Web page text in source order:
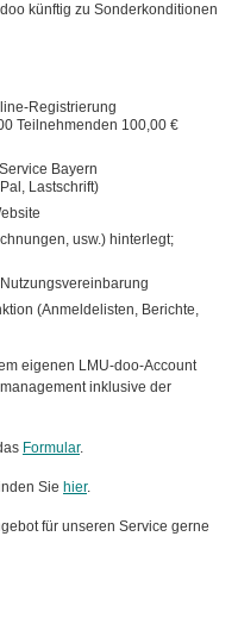
künftig zu Sonderkonditionen
Registrierung
Teilnehmenden 100,00 €
Bayern
Lastschrift)
usw.) hinterlegt;
(Anmeldelisten, Berichte,
eigenen LMU-doo-Account
inklusive der
Formular.
Sie hier.
für unseren Service gerne